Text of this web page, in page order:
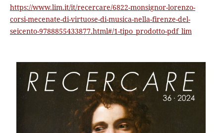
https://www.lim.it/it/recercare/6822-monsignor-lorenzo-
corsi-mecenate-di-virtuose-di-musica-nella-firenze-del-
seicento-9788855433877.html#/1-tipo_prodotto-pdf_lim